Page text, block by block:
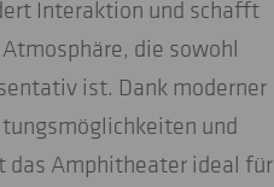
Interaktion und schafft
die sowohl
ist. Dank moderner
und
das Amphitheater ideal für